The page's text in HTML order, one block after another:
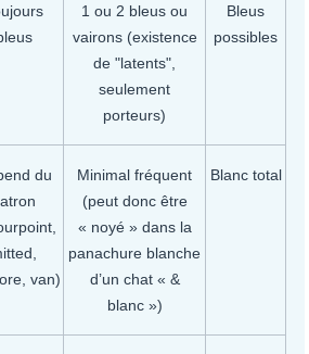
1 ou 2 bleus ou
vairons (existence
de "latents",
seulement
porteurs)
Bleus
possibles
du
van)
Minimal fréquent
(peut donc être
« noyé » dans la
panachure blanche
d’un chat « &
blanc »)
Blanc total